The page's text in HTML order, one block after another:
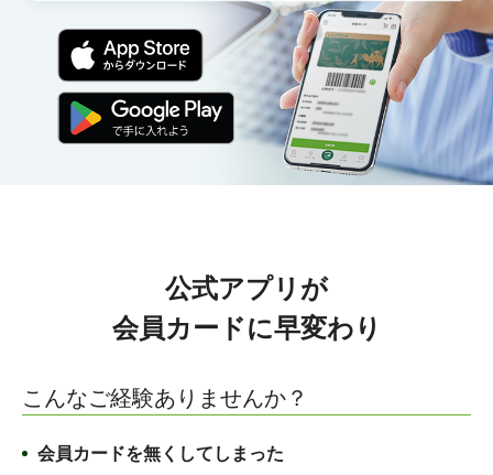
公式アプリが
会員カードに早変わり
こんなご経験ありませんか？
会員カードを無くしてしまった